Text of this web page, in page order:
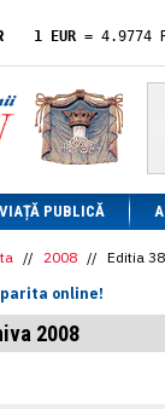
1 EUR = 4.9774
= 5.8304
1 XAU= 464.4611
1 AED= 1.1933
1 AUD= 2.7957
1 BGN= 2.5449
1 CAD= 3.1559
1 CHF= 5.2813
1 CNY= 0.6015
1 DKK= 0.6668
1 EGP= 0.0860
1 HUF= 1.2223
VIAȚĂ PUBLICĂ
// 2008 // Editia
online!
2008